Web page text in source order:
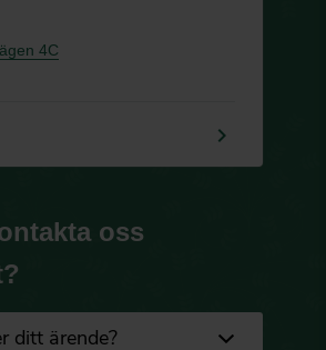
4C
keyboard_arrow_right
oss